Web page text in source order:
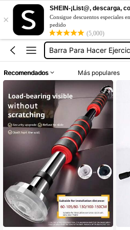
×
SHEIN-¡List@, descarga,
Consigue descuentos especiales
pedido
(5,000)
Paralelas Calistenia
Barra Para Dominadas
Barra Para Hacer
Barra De Dominadas
Paralelas Calistenia
Barra Para Dominadas
Recomendados Más populares